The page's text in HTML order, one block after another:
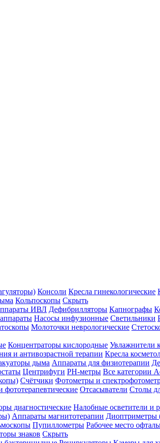
Консоли Кресла гинекологические
Кольпоскопы Скрыть
ИВЛ Дефибрилляторы Капнографы
Насосы инфузионные Светильники
Молоточки неврологические
Концентраторы кислородные Увлажнители
и антивозрастной терапии Кресла
дыма Аппараты для физиотерапии
Центрифуги PH-метры Все категории
Счётчики Фотометры и
фототерапевтические Отсасыватели Столы
диагностические Налобные осветители и
Аппараты магнитотерапии Диоптриметры
Пупиллометры Рабочее место
знаков Скрыть